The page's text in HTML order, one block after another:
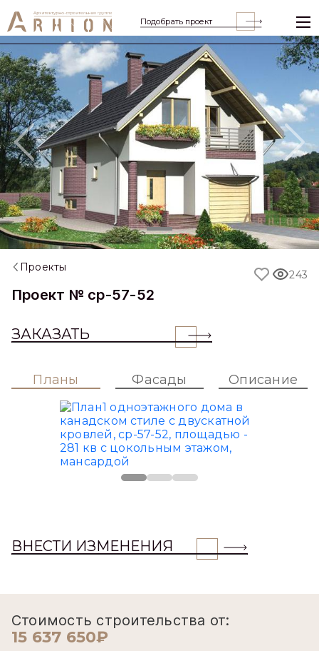
Подобрать проект
Previous
Проекты
Проект № cp-57-52
ЗАКАЗАТЬ
243
Планы Фасады Описание
ВНЕСТИ ИЗМЕНЕНИЯ
Стоимость строительства от:
15 637 650₽